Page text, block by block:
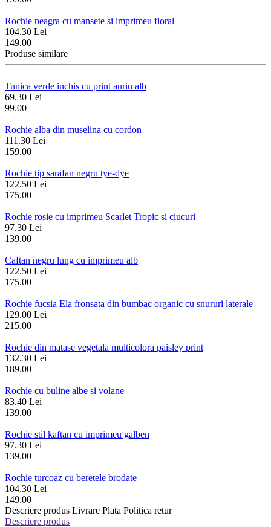
Rochie neagra cu mansete si imprimeu floral
104.30 Lei
149.00
Produse similare
Tunica verde inchis cu print auriu alb
69.30 Lei
99.00
Rochie alba din muselina cu cordon
111.30 Lei
159.00
Rochie tip sarafan negru tye-dye
122.50 Lei
175.00
Rochie rosie cu imprimeu Scarlet Tropic si ciucuri
97.30 Lei
139.00
Caftan negru lung cu imprimeu alb
122.50 Lei
175.00
Rochie fucsia Ela fronsata din bumbac organic cu snururi laterale
129.00 Lei
215.00
Rochie din matase vegetala multicolora paisley print
132.30 Lei
189.00
Rochie cu buline albe si volane
83.40 Lei
139.00
Rochie stil kaftan cu imprimeu galben
97.30 Lei
139.00
Rochie turcoaz cu beretele brodate
104.30 Lei
149.00
Descriere produs Livrare Plata Politica retur
Descriere produs